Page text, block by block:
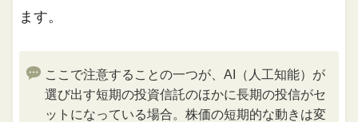
ます。
ここで注意することの一つが、AI（人工知能）が
選び出す短期の投資信託のほかに長期の投信がセ
ットになっている場合。株価の短期的な動きは変